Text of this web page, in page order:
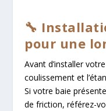
🔧
pour une
Avant d’installer
coulissement et
Si votre baie
de friction, référez-